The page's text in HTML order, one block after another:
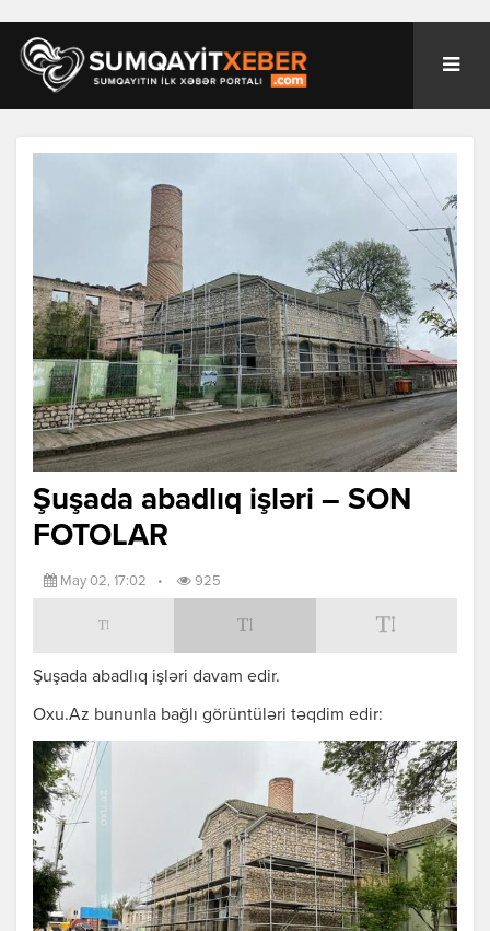
Şuşada abadlıq işləri – SON
FOTOLAR
May 02, 17:02 • 925
Şuşada abadlıq işləri davam edir.
Oxu.Az bununla bağlı görüntüləri təqdim edir: